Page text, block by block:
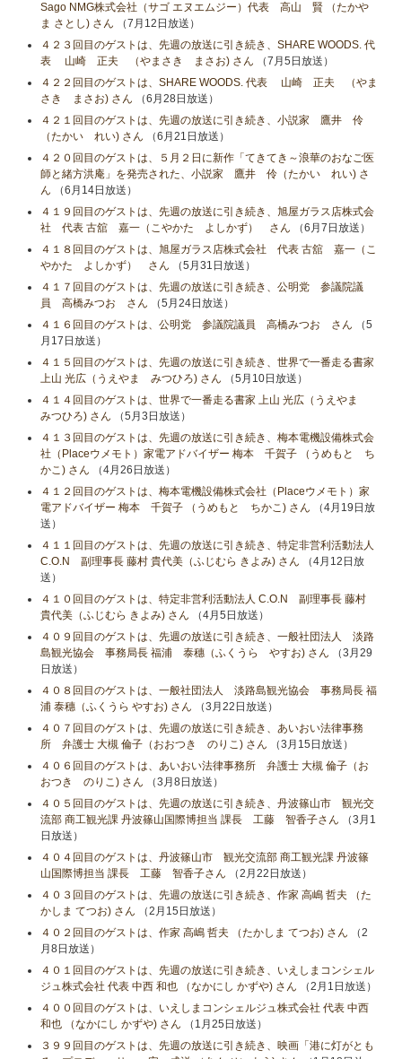
Sago NMG株式会社（サゴ エヌエムジー）代表 高山 賢 （たかや
ま さとし) さん （7月12日放送）
４２３回目のゲストは、先週の放送に引き続き、SHARE WOODS. 代
表 山崎 正夫 （やまさき まさお) さん （7月5日放送）
４２２回目のゲストは、SHARE WOODS. 代表 山崎 正夫 （やま
さき まさお) さん （6月28日放送）
４２１回目のゲストは、先週の放送に引き続き、小説家 鷹井 伶
（たかい れい) さん （6月21日放送）
４２０回目のゲストは、５月２日に新作「てきてき～浪華のおなご医
師と緒方洪庵」を発売された、小説家 鷹井 伶（たかい れい) さ
ん （6月14日放送）
４１９回目のゲストは、先週の放送に引き続き、旭屋ガラス店株式会
社 代表 古舘 嘉一（こやかた よしかず） さん （6月7日放送）
４１８回目のゲストは、旭屋ガラス店株式会社 代表 古舘 嘉一（こ
やかた よしかず） さん （5月31日放送）
４１７回目のゲストは、先週の放送に引き続き、公明党 参議院議
員 高橋みつお さん （5月24日放送）
４１６回目のゲストは、公明党 参議院議員 高橋みつお さん （5
月17日放送）
４１５回目のゲストは、先週の放送に引き続き、世界で一番走る書家
上山 光広（うえやま みつひろ) さん （5月10日放送）
４１４回目のゲストは、世界で一番走る書家 上山 光広（うえやま
みつひろ) さん （5月3日放送）
４１３回目のゲストは、先週の放送に引き続き、梅本電機設備株式会
社（Placeウメモト）家電アドバイザー 梅本 千賀子 （うめもと ち
かこ) さん （4月26日放送）
４１２回目のゲストは、梅本電機設備株式会社（Placeウメモト）家
電アドバイザー 梅本 千賀子 （うめもと ちかこ) さん （4月19日放
送）
４１１回目のゲストは、先週の放送に引き続き、特定非営利活動法人
C.O.N 副理事長 藤村 貴代美（ふじむら きよみ) さん （4月12日放
送）
４１０回目のゲストは、特定非営利活動法人 C.O.N 副理事長 藤村
貴代美（ふじむら きよみ) さん （4月5日放送）
４０９回目のゲストは、先週の放送に引き続き、一般社団法人 淡路
島観光協会 事務局長 福浦 泰穗（ふくうら やすお) さん （3月29
日放送）
４０８回目のゲストは、一般社団法人 淡路島観光協会 事務局長 福
浦 泰穗（ふくうら やすお) さん （3月22日放送）
４０７回目のゲストは、先週の放送に引き続き、あいおい法律事務
所 弁護士 大槻 倫子（おおつき のりこ) さん （3月15日放送）
４０６回目のゲストは、あいおい法律事務所 弁護士 大槻 倫子（お
おつき のりこ) さん （3月8日放送）
４０５回目のゲストは、先週の放送に引き続き、丹波篠山市 観光交
流部 商工観光課 丹波篠山国際博担当 課長 工藤 智香子さん （3月1
日放送）
４０４回目のゲストは、丹波篠山市 観光交流部 商工観光課 丹波篠
山国際博担当 課長 工藤 智香子さん （2月22日放送）
４０３回目のゲストは、先週の放送に引き続き、作家 高嶋 哲夫 （た
かしま てつお) さん （2月15日放送）
４０２回目のゲストは、作家 高嶋 哲夫 （たかしま てつお) さん （2
月8日放送）
４０１回目のゲストは、先週の放送に引き続き、いえしまコンシェル
ジュ株式会社 代表 中西 和也 （なかにし かずや) さん （2月1日放送）
４００回目のゲストは、いえしまコンシェルジュ株式会社 代表 中西
和也 （なかにし かずや) さん （1月25日放送）
３９９回目のゲストは、先週の放送に引き続き、映画「港に灯がとも